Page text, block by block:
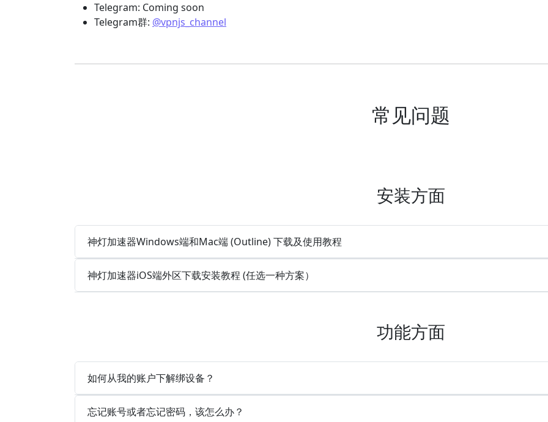
Telegram: Coming soon
Telegram群: @vpnjs_channel
常见问题
安装方面
神灯加速器Windows端和Mac端 (Outline) 下载及使用教程
神灯加速器iOS端外区下载安装教程 (任选一种方案）
功能方面
如何从我的账户下解绑设备？
忘记账号或者忘记密码，该怎么办？